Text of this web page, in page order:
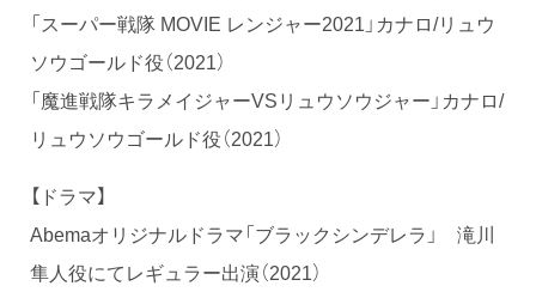
「スーパー戦隊 MOVIE レンジャー2021」カナロ/リュウ
ソウゴールド役（2021）
「魔進戦隊キラメイジャーVSリュウソウジャー」カナロ/
リュウソウゴールド役（2021）
【ドラマ】
Abemaオリジナルドラマ「ブラックシンデレラ」 滝川
隼人役にてレギュラー出演（2021）